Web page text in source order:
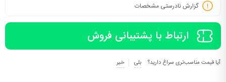
گزارش نادرستی مشخصات
ارتباط با پشتیبانی فروش
آیا قیمت مناسب‌تری سراغ دارید؟ بلی خیر